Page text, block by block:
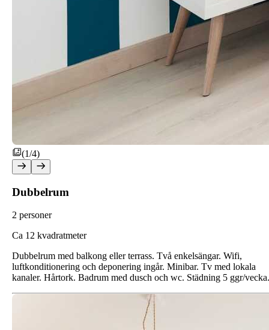
(1/4)
Dubbelrum
2 personer
Ca 12 kvadratmeter
Dubbelrum med balkong eller terrass. Två enkelsängar. Wifi,
luftkonditionering och deponering ingår. Minibar. Tv med lokala
kanaler. Hårtork. Badrum med dusch och wc. Städning 5 ggr/vecka.